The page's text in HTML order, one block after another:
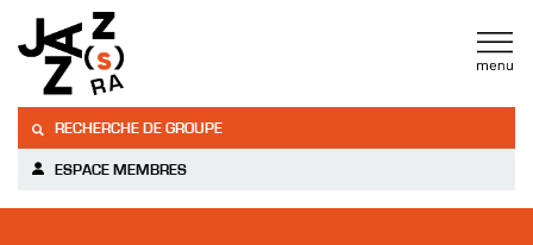
RECHERCHE DE GROUPE
ESPACE MEMBRES